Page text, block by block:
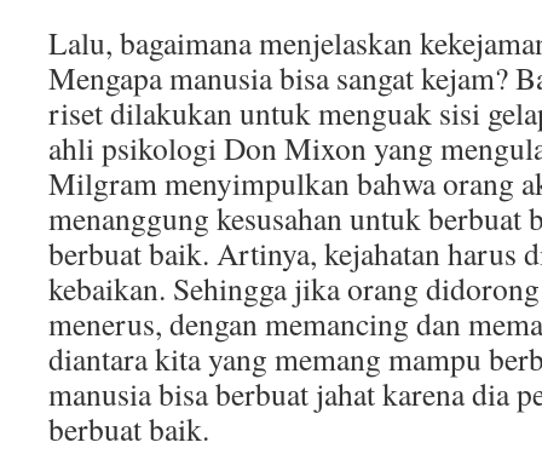
Lalu, bagaimana menjelaskan
Mengapa manusia bisa sangat kejam?
riset dilakukan untuk menguak sisi
ahli psikologi Don Mixon yang
Milgram menyimpulkan bahwa orang
menanggung kesusahan untuk berbuat
berbuat baik. Artinya, kejahatan harus
kebaikan. Sehingga jika orang
menerus, dengan memancing dan
diantara kita yang memang mampu
manusia bisa berbuat jahat karena dia
berbuat baik.